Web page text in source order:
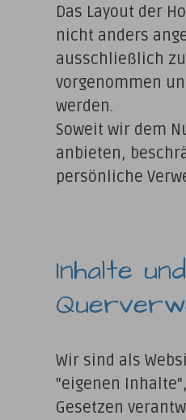
Das Layout der
nicht anders
ausschließlich
vorgenommen
werden.
Soweit wir dem
anbieten,
persönliche
Inhalte
Wir sind als
"eigenen
Gesetzen